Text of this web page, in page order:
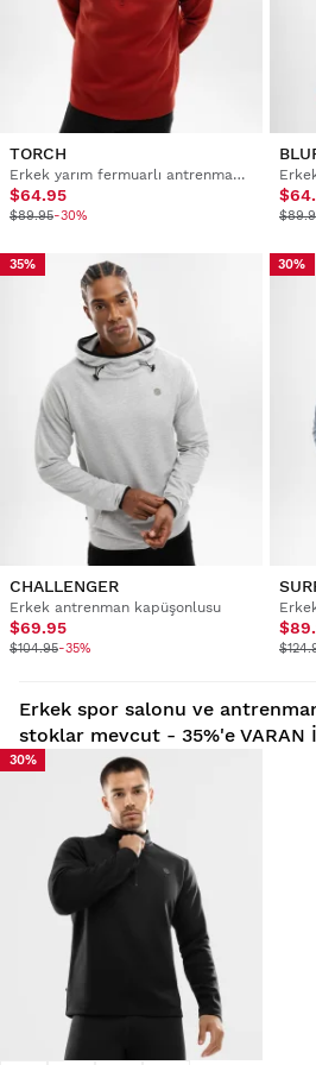
TORCH
Erkek yarım fermuarlı antrenman sweatshirt'ü
$64.95
$89.95-30%
35%
CHALLENGER
Erkek antrenman kapüşonlusu
$69.95
$104.95-35%
30%
Erkek spor salonu ve
stoklar mevcut - 35%'e VARAN
30%